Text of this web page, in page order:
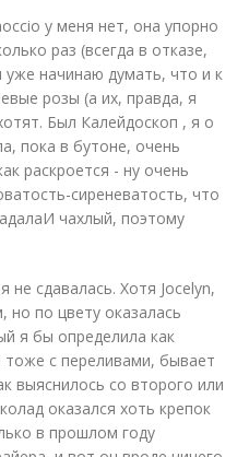
у меня нет, она упорно
раз (всегда в отказе,
уже начинаю думать, что и к
розы (а их, правда, я
Был Калейдоскоп , я о
пока в бутоне, очень
раскроется - ну очень
сиреневатость, что
чахлый, поэтому
не сдавалась. Хотя Jocelyn,
по цвету оказалась
я бы определила как
с переливами, бывает
выяснилось со второго или
оказался хоть крепок
в прошлом году